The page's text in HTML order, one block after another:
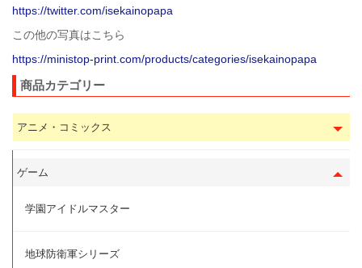
https://twitter.com/isekainopapa
この他の写真はこちら
https://ministop-print.com/products/categories/isekainopapa
商品カテゴリー
アニメ・コミックス
ゲーム
学園アイドルマスター
地球防衛軍シリーズ